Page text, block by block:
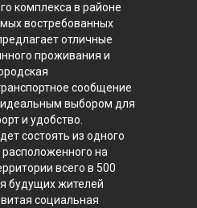
комплекса в районе
востребованных
отличные
проживания и
сообщение
выбором для
и удобство.
состоять из одного
на
всего в 500
будущих жителей
социальная